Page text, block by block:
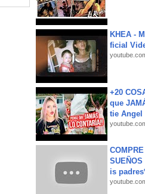
KHEA -
ficial
+20
que
tie Angel
is